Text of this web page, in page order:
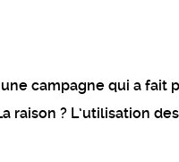
campagne qui a fait
? L’utilisation